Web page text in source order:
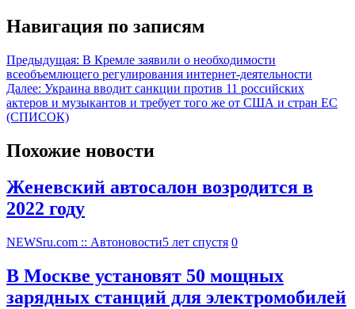
Навигация по записям
Предыдущая: В Кремле заявили о необходимости
всеобъемлющего регулирования интернет-деятельности
Далее: Украина вводит санкции против 11 российских
актеров и музыкантов и требует того же от США и стран ЕС
(СПИСОК)
Похожие новости
Женевский автосалон возродится в
2022 году
NEWSru.com :: Автоновости5 лет спустя 0
В Москве установят 50 мощных
зарядных станций для электромобилей